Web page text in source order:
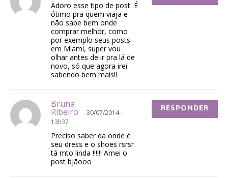
Adoro esse tipo de post. É
ótimo pra quem viaja e
não sabe bem onde
comprar melhor, como
por exemplo seus posts
em Miami, super vou
olhar antes de ir pra lá de
novo, só que agora irei
sabendo bem mais!!
Bruna
Ribeiro
30/07/2014 -
13h37
Preciso saber da onde é
seu dress e o shoes rsrsr
tá mto linda !!!!!! Amei o
post bjãooo
RESPONDER